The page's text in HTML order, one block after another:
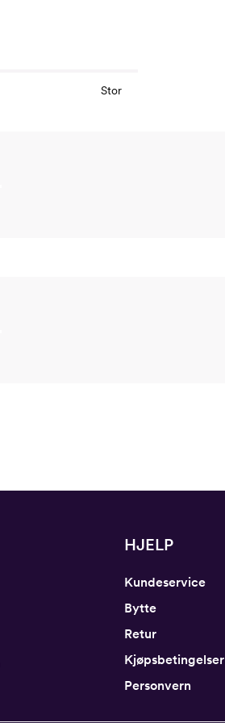
Stor
HJELP
Kundeservice
Bytte
Retur
Kjøpsbetingelser
Personvern